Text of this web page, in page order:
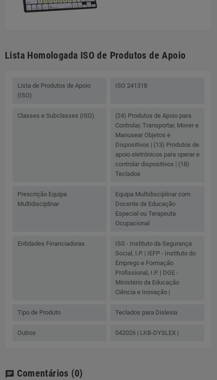
Lista Homologada ISO de Produtos de Apoio
Lista de Produtos de Apoio
(ISO)
ISO 241318
Classes e Subclasses (ISO)
(24) Produtos de Apoio para
Controlar, Transportar, Mover e
Manusear Objetos e
Dispositivos | (13) Produtos de
apoio eletrónicos para operar e
controlar dispositivos | (18)
Teclados
Prescrição Equipa
Multidisciplinar
Equipa Multidisciplinar com
Docente de Educação
Especial ou Terapeuta
Ocupacional
Entidades Financiadoras
ISS - Instituto da Segurança
Social, I.P. | IEFP - Instituto do
Emprego e Formação
Profissional, I.P. | DGE -
Ministério da Educação
Ciência e Inovação |
Tipo de Produto Teclados para Dislexia
Outros 042026 | LKB-DYSLEX |
chat Comentários (0)